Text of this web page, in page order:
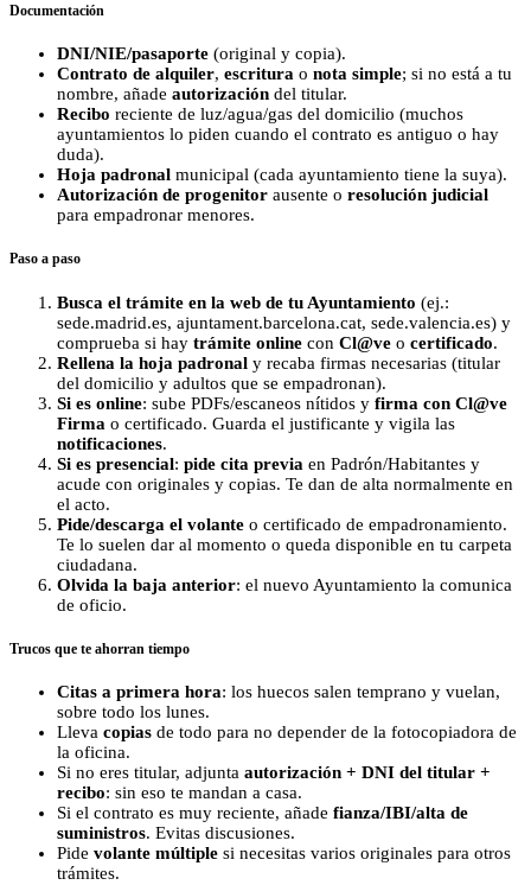
Documentación
DNI/NIE/pasaporte (original y copia).
Contrato de alquiler, escritura o nota simple; si no está a tu
nombre, añade autorización del titular.
Recibo reciente de luz/agua/gas del domicilio (muchos
ayuntamientos lo piden cuando el contrato es antiguo o hay
duda).
Hoja padronal municipal (cada ayuntamiento tiene la suya).
Autorización de progenitor ausente o resolución judicial
para empadronar menores.
Paso a paso
Busca el trámite en la web de tu Ayuntamiento (ej.:
sede.madrid.es, ajuntament.barcelona.cat, sede.valencia.es) y
comprueba si hay trámite online con Cl@ve o certificado.
Rellena la hoja padronal y recaba firmas necesarias (titular
del domicilio y adultos que se empadronan).
Si es online: sube PDFs/escaneos nítidos y firma con Cl@ve
Firma o certificado. Guarda el justificante y vigila las
notificaciones.
Si es presencial: pide cita previa en Padrón/Habitantes y
acude con originales y copias. Te dan de alta normalmente en
el acto.
Pide/descarga el volante o certificado de empadronamiento.
Te lo suelen dar al momento o queda disponible en tu carpeta
ciudadana.
Olvida la baja anterior: el nuevo Ayuntamiento la comunica
de oficio.
Trucos que te ahorran tiempo
Citas a primera hora: los huecos salen temprano y vuelan,
sobre todo los lunes.
Lleva copias de todo para no depender de la fotocopiadora de
la oficina.
Si no eres titular, adjunta autorización + DNI del titular +
recibo: sin eso te mandan a casa.
Si el contrato es muy reciente, añade fianza/IBI/alta de
suministros. Evitas discusiones.
Pide volante múltiple si necesitas varios originales para otros
trámites.